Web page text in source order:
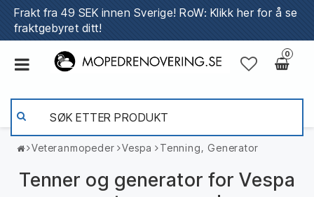
Frakt fra 49 SEK innen Sverige! RoW: Klikk her for å se
fraktgebyret ditt!
0
Veteranmopeder Vespa Tenning, Generator
Tenner og generator for Vespa